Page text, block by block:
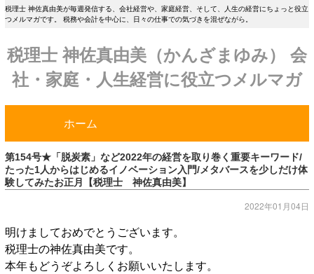
税理士 神佐真由美が毎週発信する、会社経営や、家庭経営、そして、人生の経営にちょっと役立
つメルマガです。 税務や会計を中心に、日々の仕事での気づきを混ぜながら。
税理士 神佐真由美（かんざまゆみ） 会
社・家庭・人生経営に役立つメルマガ
ホーム
第154号★「脱炭素」など2022年の経営を取り巻く重要キーワード/
たった1人からはじめるイノベーション入門/メタバースを少しだけ体
験してみたお正月【税理士 神佐真由美】
2022年01月04日
明けましておめでとうございます。
税理士の神佐真由美です。
本年もどうぞよろしくお願いいたします。